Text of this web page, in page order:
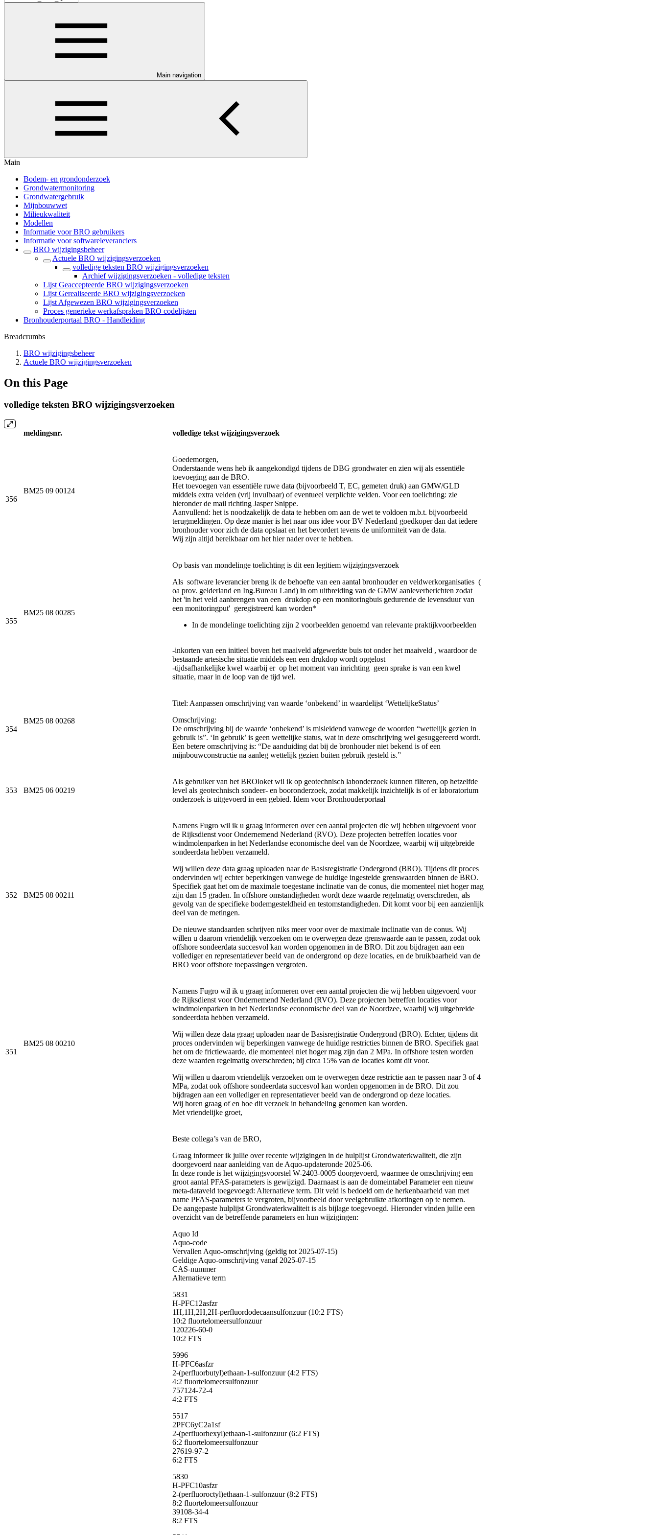
Main navigation
Main
Bodem- en grondonderzoek
Grondwatermonitoring
Grondwatergebruik
Mijnbouwwet
Milieukwaliteit
Modellen
Informatie voor BRO gebruikers
Informatie voor softwareleveranciers
BRO wijzigingsbeheer
Actuele BRO wijzigingsverzoeken
volledige teksten BRO wijzigingsverzoeken
Archief wijzigingsverzoeken - volledige teksten
Lijst Geaccepteerde BRO wijzigingsverzoeken
Lijst Gerealiseerde BRO wijzigingsverzoeken
Lijst Afgewezen BRO wijzigingsverzoeken
Proces generieke werkafspraken BRO codelijsten
Bronhouderportaal BRO - Handleiding
Breadcrumbs
BRO wijzigingsbeheer
Actuele BRO wijzigingsverzoeken
On this Page
volledige teksten BRO wijzigingsverzoeken
meldingsnr. volledige tekst wijzigingsverzoek
356
BM25 09 00124
Goedemorgen,
Onderstaande wens heb ik aangekondigd tijdens de DBG grondwater en zien wij als essentiële
toevoeging aan de BRO.
Het toevoegen van essentiële ruwe data (bijvoorbeeld T, EC, gemeten druk) aan GMW/GLD
middels extra velden (vrij invulbaar) of eventueel verplichte velden. Voor een toelichting: zie
hieronder de mail richting Jasper Snippe.
Aanvullend: het is noodzakelijk de data te hebben om aan de wet te voldoen m.b.t. bijvoorbeeld
terugmeldingen. Op deze manier is het naar ons idee voor BV Nederland goedkoper dan dat iedere
bronhouder voor zich de data opslaat en het bevordert tevens de uniformiteit van de data.
Wij zijn altijd bereikbaar om het hier nader over te hebben.
355
BM25 08 00285
Op basis van mondelinge toelichting is dit een legitiem wijzigingsverzoek
Als software leverancier breng ik de behoefte van een aantal bronhouder en veldwerkorganisaties (
oa prov. gelderland en Ing.Bureau Land) in om uitbreiding van de GMW aanleverberichten zodat
het 'in het veld aanbrengen van een drukdop op een monitoringbuis gedurende de levensduur van
een monitoringput' geregistreerd kan worden*
In de mondelinge toelichting zijn 2 voorbeelden genoemd van relevante praktijkvoorbeelden
-inkorten van een initieel boven het maaiveld afgewerkte buis tot onder het maaiveld , waardoor de
bestaande artesische situatie middels een een drukdop wordt opgelost
-tijdsafhankelijke kwel waarbij er op het moment van inrichting geen sprake is van een kwel
situatie, maar in de loop van de tijd wel.
354
BM25 08 00268
Titel: Aanpassen omschrijving van waarde ‘onbekend’ in waardelijst ‘WettelijkeStatus’
Omschrijving:
De omschrijving bij de waarde ‘onbekend’ is misleidend vanwege de woorden “wettelijk gezien in
gebruik is”. ‘In gebruik’ is geen wettelijke status, wat in deze omschrijving wel gesuggereerd wordt.
Een betere omschrijving is: “De aanduiding dat bij de bronhouder niet bekend is of een
mijnbouwconstructie na aanleg wettelijk gezien buiten gebruik gesteld is.”
353 BM25 06 00219
Als gebruiker van het BROloket wil ik op geotechnisch labonderzoek kunnen filteren, op hetzelfde
level als geotechnisch sondeer- en booronderzoek, zodat makkelijk inzichtelijk is of er laboratorium
onderzoek is uitgevoerd in een gebied. Idem voor Bronhouderportaal
352 BM25 08 00211
Namens Fugro wil ik u graag informeren over een aantal projecten die wij hebben uitgevoerd voor
de Rijksdienst voor Ondernemend Nederland (RVO). Deze projecten betreffen locaties voor
windmolenparken in het Nederlandse economische deel van de Noordzee, waarbij wij uitgebreide
sondeerdata hebben verzameld.
Wij willen deze data graag uploaden naar de Basisregistratie Ondergrond (BRO). Tijdens dit proces
ondervinden wij echter beperkingen vanwege de huidige ingestelde grenswaarden binnen de BRO.
Specifiek gaat het om de maximale toegestane inclinatie van de conus, die momenteel niet hoger mag
zijn dan 15 graden. In offshore omstandigheden wordt deze waarde regelmatig overschreden, als
gevolg van de specifieke bodemgesteldheid en testomstandigheden. Dit komt voor bij een aanzienlijk
deel van de metingen.
De nieuwe standaarden schrijven niks meer voor over de maximale inclinatie van de conus. Wij
willen u daarom vriendelijk verzoeken om te overwegen deze grenswaarde aan te passen, zodat ook
offshore sondeerdata succesvol kan worden opgenomen in de BRO. Dit zou bijdragen aan een
vollediger en representatiever beeld van de ondergrond op deze locaties, en de bruikbaarheid van de
BRO voor offshore toepassingen vergroten.
351
BM25 08 00210
Namens Fugro wil ik u graag informeren over een aantal projecten die wij hebben uitgevoerd voor
de Rijksdienst voor Ondernemend Nederland (RVO). Deze projecten betreffen locaties voor
windmolenparken in het Nederlandse economische deel van de Noordzee, waarbij wij uitgebreide
sondeerdata hebben verzameld.
Wij willen deze data graag uploaden naar de Basisregistratie Ondergrond (BRO). Echter, tijdens dit
proces ondervinden wij beperkingen vanwege de huidige restricties binnen de BRO. Specifiek gaat
het om de frictiewaarde, die momenteel niet hoger mag zijn dan 2 MPa. In offshore testen worden
deze waarden regelmatig overschreden; bij circa 15% van de locaties komt dit voor.
Wij willen u daarom vriendelijk verzoeken om te overwegen deze restrictie aan te passen naar 3 of 4
MPa, zodat ook offshore sondeerdata succesvol kan worden opgenomen in de BRO. Dit zou
bijdragen aan een vollediger en representatiever beeld van de ondergrond op deze locaties.
Wij horen graag of en hoe dit verzoek in behandeling genomen kan worden.
Met vriendelijke groet,
Beste collega’s van de BRO,
Graag informeer ik jullie over recente wijzigingen in de hulplijst Grondwaterkwaliteit, die zijn
doorgevoerd naar aanleiding van de Aquo-updateronde 2025-06.
In deze ronde is het wijzigingsvoorstel W-2403-0005 doorgevoerd, waarmee de omschrijving een
groot aantal PFAS-parameters is gewijzigd. Daarnaast is aan de domeintabel Parameter een nieuw
meta-dataveld toegevoegd: Alternatieve term. Dit veld is bedoeld om de herkenbaarheid van met
name PFAS-parameters te vergroten, bijvoorbeeld door veelgebruikte afkortingen op te nemen.
De aangepaste hulplijst Grondwaterkwaliteit is als bijlage toegevoegd. Hieronder vinden jullie een
overzicht van de betreffende parameters en hun wijzigingen:
Aquo Id
Aquo-code
Vervallen Aquo-omschrijving (geldig tot 2025-07-15)
Geldige Aquo-omschrijving vanaf 2025-07-15
CAS-nummer
Alternatieve term
5831
H-PFC12asfzr
1H,1H,2H,2H-perfluordodecaansulfonzuur (10:2 FTS)
10:2 fluortelomeersulfonzuur
120226-60-0
10:2 FTS
5996
H-PFC6asfzr
2-(perfluorbutyl)ethaan-1-sulfonzuur (4:2 FTS)
4:2 fluortelomeersulfonzuur
757124-72-4
4:2 FTS
5517
2PFC6yC2a1sf
2-(perfluorhexyl)ethaan-1-sulfonzuur (6:2 FTS)
6:2 fluortelomeersulfonzuur
27619-97-2
6:2 FTS
5830
H-PFC10asfzr
2-(perfluoroctyl)ethaan-1-sulfonzuur (8:2 FTS)
8:2 fluortelomeersulfonzuur
39108-34-4
8:2 FTS